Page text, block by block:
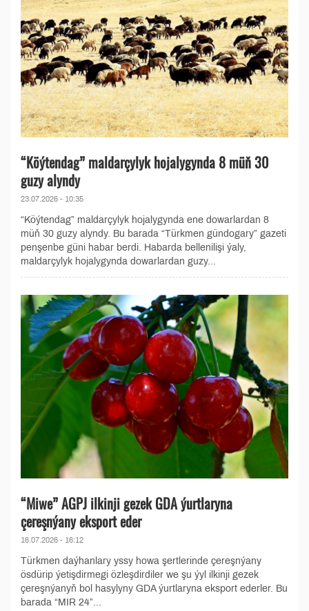
“Köýtendag” maldarçylyk hojalygynda 8 müň 30
guzy alyndy
23.07.2026 - 10:35
“Köýtendag” maldarçylyk hojalygynda ene dowarlardan 8
müň 30 guzy alyndy. Bu barada “Türkmen gündogary” gazeti
penşenbe güni habar berdi. Habarda bellenilişi ýaly,
maldarçylyk hojalygynda dowarlardan guzy...
“Miwe” AGPJ ilkinji gezek GDA ýurtlaryna
çereşnýany eksport eder
16.07.2026 - 16:12
Türkmen daýhanlary yssy howa şertlerinde çereşnýany
ösdürip ýetişdirmegi özleşdirdiler we şu ýyl ilkinji gezek
çereşnýanyň bol hasylyny GDA ýurtlaryna eksport ederler. Bu
barada “MIR 24”...